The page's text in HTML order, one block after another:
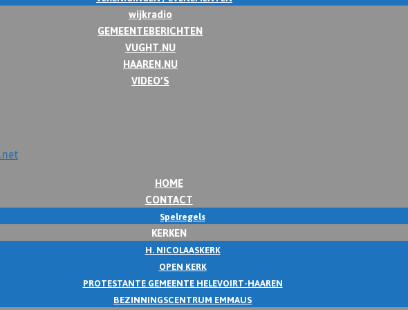
wijkradio
GEMEENTEBERICHTEN
VUGHT.NU
HAAREN.NU
VIDEO’S
HOME
CONTACT
Spelregels
KERKEN
H. NICOLAASKERK
OPEN KERK
PROTESTANTE GEMEENTE HELEVOIRT-HAAREN
BEZINNINGSCENTRUM EMMAUS